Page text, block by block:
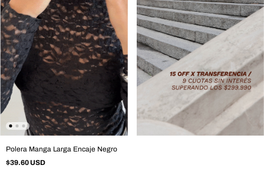
Polera Manga Larga Encaje Negro
$39.60 USD